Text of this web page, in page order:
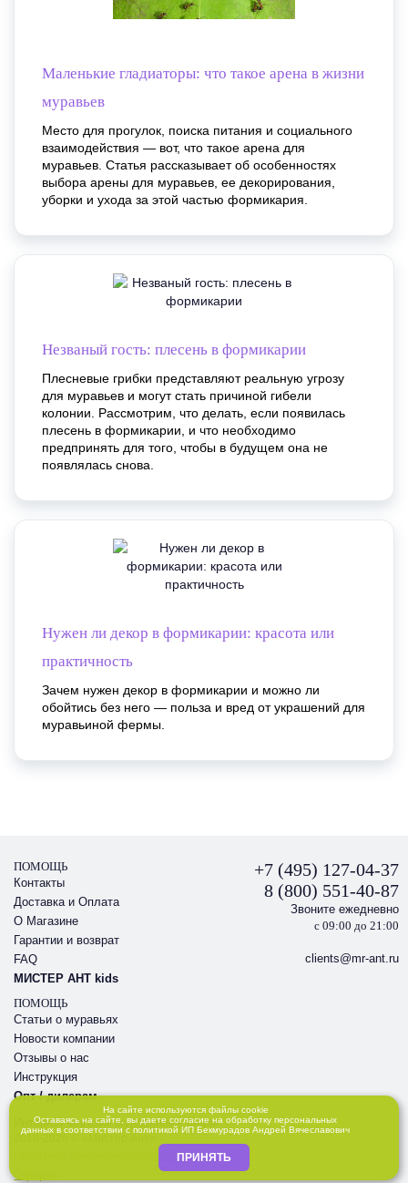
Маленькие гладиаторы: что такое арена в жизни
муравьев
Место для прогулок, поиска питания и социального
взаимодействия — вот, что такое арена для
муравьев. Статья рассказывает об особенностях
выбора арены для муравьев, ее декорирования,
уборки и ухода за этой частью формикария.
Незваный гость: плесень в формикарии
Плесневые грибки представляют реальную угрозу
для муравьев и могут стать причиной гибели
колонии. Рассмотрим, что делать, если появилась
плесень в формикарии, и что необходимо
предпринять для того, чтобы в будущем она не
появлялась снова.
Нужен ли декор в формикарии: красота или
практичность
Зачем нужен декор в формикарии и можно ли
обойтись без него — польза и вред от украшений для
муравьиной фермы.
Интернет-магазин муравьиных ферм
2018-2026 © «Мистер Ант»
Политика конфиденциальности
Оферта
ПОМОЩЬ
Контакты
Доставка и Оплата
О Магазине
Гарантии и возврат
FAQ
МИСТЕР АНТ kids
ПОМОЩЬ
Статьи о муравьях
Новости компании
Отзывы о нас
Инструкция
Опт / дилерам
+7 (495) 127-04-37
8 (800) 551-40-87
Звоните ежедневно
с 09:00 до 21:00
clients@mr-ant.ru
На сайте используются файлы cookie
Оставаясь на сайте, вы даетесогласие на обработку персональных
данных в соответствии сполитикой ИП Бекмурадов Андрей Вячеславович
ПРИНЯТЬ